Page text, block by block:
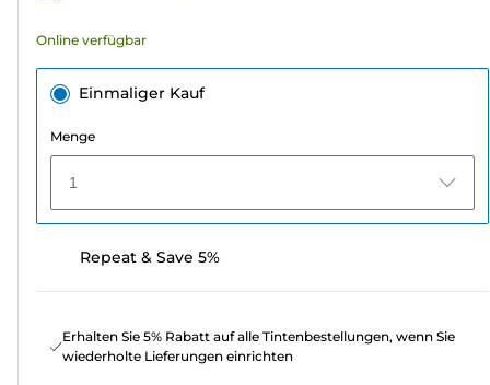
Online verfügbar
Einmaliger Kauf
Menge
1
Repeat & Save 5%
Erhalten Sie 5% Rabatt auf alle Tintenbestellungen, wenn Sie
wiederholte Lieferungen einrichten